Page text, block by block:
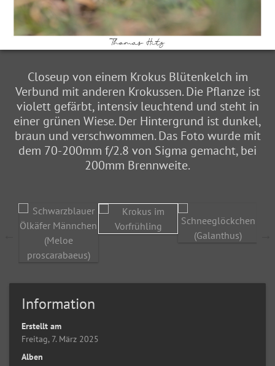
Closeup von einem Krokus Blütenkelch im
Verbund mit anderen Krokussen. Die Pflanze ist
violett gefärbt, intensiv leuchtend und steht in
einer grünen Wiese. Der Hintergrund ist dunkel,
braun und verschwommen. Das Foto wurde mit
dem 70-200mm f/2.8 von Sigma gemacht, bei
200mm Brennweite.
Information
Erstellt am
Freitag, 7. März 2025
Alben